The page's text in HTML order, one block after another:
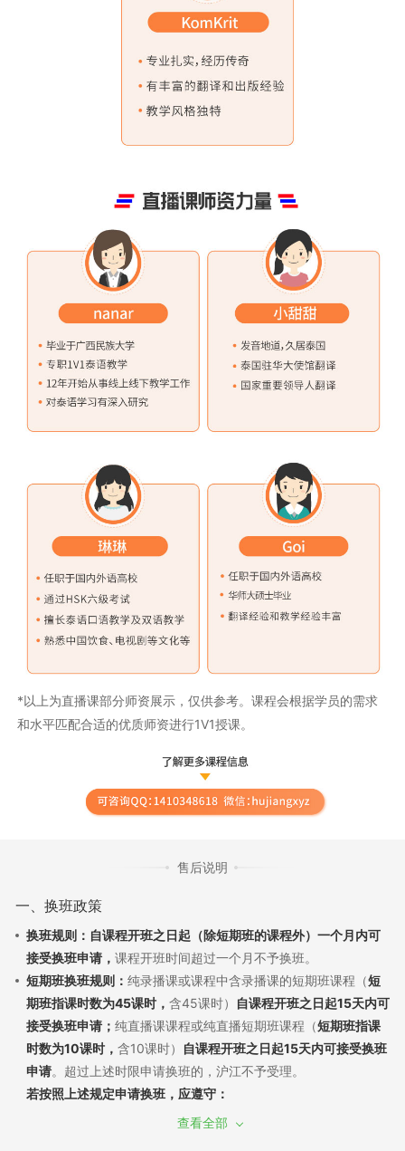
*以上为直播课部分师资展示，仅供参考。课程会根据学员的需求
和水平匹配合适的优质师资进行1V1授课。
售后说明
一、换班政策
换班规则：自课程开班之日起（除短期班的课程外）一个月内可
接受换班申请， 课程开班时间超过一个月不予换班。
短期班换班规则： 纯录播课或课程中含录播课的短期班课程（短
期班指课时数为45课时， 含45课时）
自课程开班之日起15天内可
接受换班申请； 纯直播课课程或纯直播短期班课程（短期班指课
时数为10课时， 含10课时）
自课程开班之日起15天内可接受换班
申请。超过上述时限申请换班的，沪江不予受理。
若按照上述规定申请换班，应遵守：
（1）换班需经过学员申请和沪江审批，换班差价需遵循现行售后
查看全部